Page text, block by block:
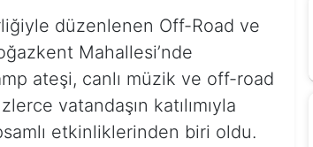
düzenlenen Off-Road ve
Mahallesi’nde
ateşi, canlı müzik ve off-road
vatandaşın katılımıyla
etkinliklerinden biri oldu.